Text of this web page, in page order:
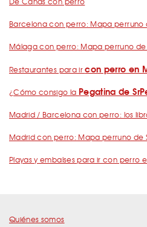
Barcelona con perro: Mapa perruno
Málaga con perro: Mapa perruno de
Restaurantes para ircon perro en
¿Cómo consigo la Pegatina de
Madrid / Barcelona con perro: los
Madrid con perro: Mapa perruno de
Playas y embalses para ir con perro
Quiénes somos